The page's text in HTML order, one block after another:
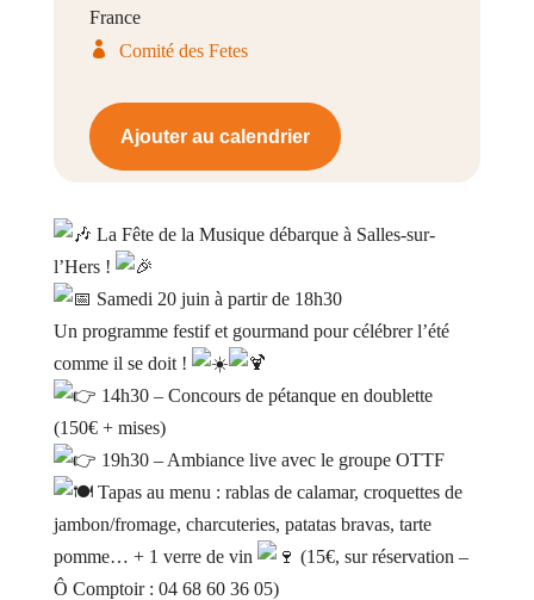
France
Comité des Fetes
Ajouter au calendrier
La Fête de la Musique débarque à Salles-sur-
l’Hers !
Samedi 20 juin à partir de 18h30
Un programme festif et gourmand pour célébrer l’été
comme il se doit !
14h30 – Concours de pétanque en doublette
(150€ + mises)
19h30 – Ambiance live avec le groupe OTTF
Tapas au menu : rablas de calamar, croquettes de
jambon/fromage, charcuteries, patatas bravas, tarte
pomme… + 1 verre de vin
(15€, sur réservation –
Ô Comptoir : 04 68 60 36 05)